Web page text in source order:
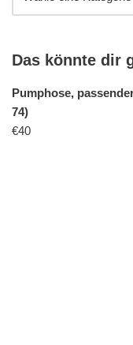
Das könnte dir
Pumphose,
74)
€40